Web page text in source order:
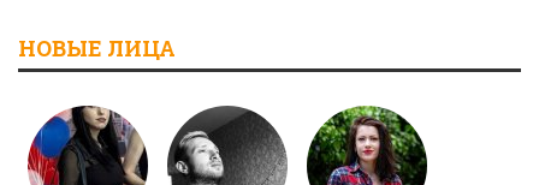
НОВЫЕ ЛИЦА